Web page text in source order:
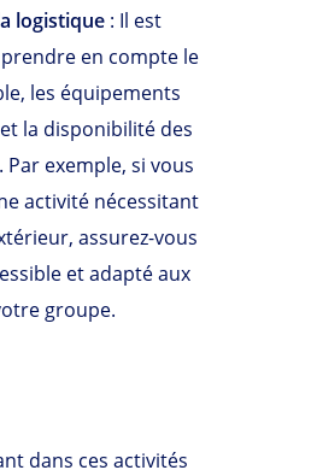
logistique: Il est
en compte le
les équipements
la disponibilité des
exemple, si vous
activité nécessitant
assurez-vous
et adapté aux
groupe.
dans ces activités